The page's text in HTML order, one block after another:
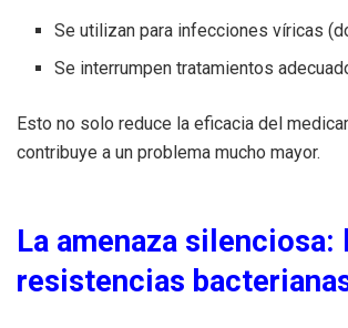
Se utilizan para infecciones víricas
Se interrumpen tratamientos
Esto no solo reduce la eficacia del
contribuye a un problema mucho mayor.
La amenaza silenciosa:
resistencias